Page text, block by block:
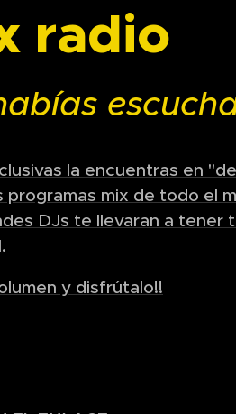
radio
la encuentras en
mix de todo el
DJs te llevaran a tener
y disfrútalo!!